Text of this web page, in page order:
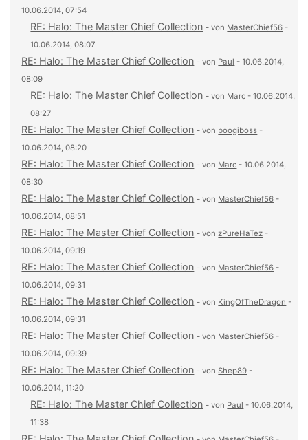
10.06.2014, 07:54
RE: Halo: The Master Chief Collection - von MasterChief56 -
10.06.2014, 08:07
RE: Halo: The Master Chief Collection - von Paul - 10.06.2014,
08:09
RE: Halo: The Master Chief Collection - von Marc - 10.06.2014,
08:27
RE: Halo: The Master Chief Collection - von boogiboss -
10.06.2014, 08:20
RE: Halo: The Master Chief Collection - von Marc - 10.06.2014,
08:30
RE: Halo: The Master Chief Collection - von MasterChief56 -
10.06.2014, 08:51
RE: Halo: The Master Chief Collection - vonzPureHaTez -
10.06.2014, 09:19
RE: Halo: The Master Chief Collection - von MasterChief56 -
10.06.2014, 09:31
RE: Halo: The Master Chief Collection - von KingOfTheDragon -
10.06.2014, 09:31
RE: Halo: The Master Chief Collection - von MasterChief56 -
10.06.2014, 09:39
RE: Halo: The Master Chief Collection - vonShep89 -
10.06.2014, 11:20
RE: Halo: The Master Chief Collection - von Paul - 10.06.2014,
11:38